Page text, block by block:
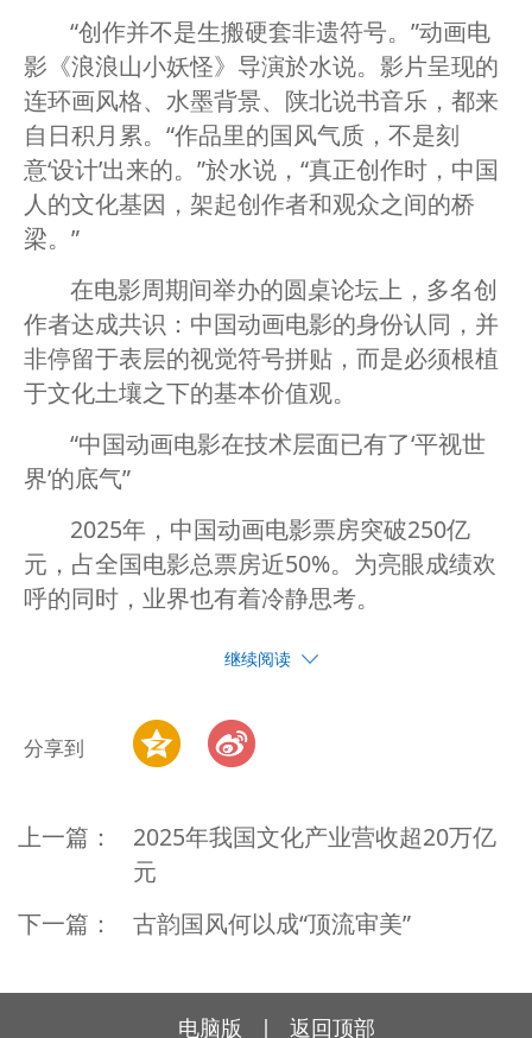
“创作并不是生搬硬套非遗符号。”动画电
影《浪浪山小妖怪》导演於水说。影片呈现的
连环画风格、水墨背景、陕北说书音乐，都来
自日积月累。“作品里的国风气质，不是刻
意‘设计’出来的。”於水说，“真正创作时，中国
人的文化基因，架起创作者和观众之间的桥
梁。”
在电影周期间举办的圆桌论坛上，多名创
作者达成共识：中国动画电影的身份认同，并
非停留于表层的视觉符号拼贴，而是必须根植
于文化土壤之下的基本价值观。
“中国动画电影在技术层面已有了‘平视世
界’的底气”
2025年，中国动画电影票房突破250亿
元，占全国电影总票房近50%。为亮眼成绩欢
呼的同时，业界也有着冷静思考。
继续阅读
分享到
上一篇：
2025年我国文化产业营收超20万亿
元
下一篇：
古韵国风何以成“顶流审美”
电脑版 | 返回顶部